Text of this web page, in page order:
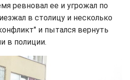
ревновал ее и угрожал по
в столицу и несколько
и пытался вернуть
в полиции.